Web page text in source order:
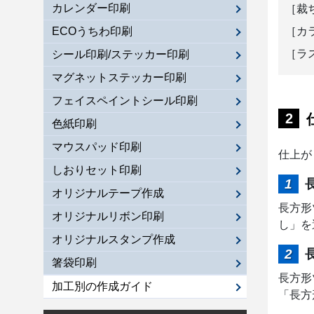
［
［
［
仕上
長方
し」
長方
「長
カレンダー印刷
ECOうちわ印刷
シール印刷/ステッカー印刷
マグネットステッカー印刷
フェイスペイントシール印刷
色紙印刷
マウスパッド印刷
しおりセット印刷
オリジナルテープ作成
オリジナルリボン印刷
オリジナルスタンプ作成
箸袋印刷
加工別の作成ガイド